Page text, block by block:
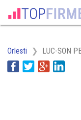
Orlesti LUC-SON